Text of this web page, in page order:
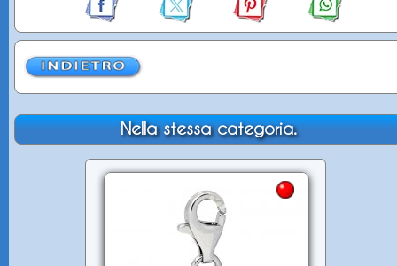
Nella stessa categoria.